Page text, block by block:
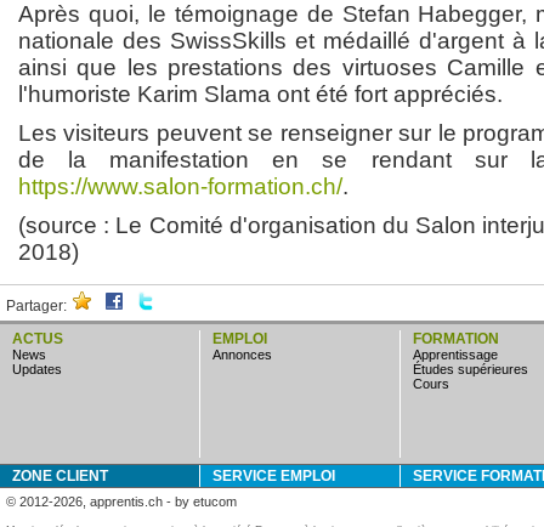
Après quoi, le témoignage de Stefan Habegger,
nationale des SwissSkills et médaillé d'argent à
ainsi que les prestations des virtuoses Camille
l'humoriste Karim Slama ont été fort appréciés.
Les visiteurs peuvent se renseigner sur le
de la manifestation en se rendant sur la
https://www.salon-formation.ch/.
(source : Le Comité d'organisation du Salon
2018)
Partager:
ACTUS
news
updates
EMPLOI
annonces
FORMATION
apprentissage
études supérieures
cours
ZONE CLIENT SERVICE EMPLOI SERVICE
© 2012-2026, apprentis.ch - by etucom